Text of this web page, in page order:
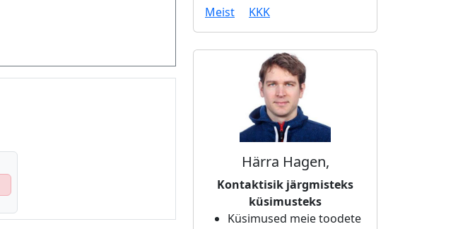
Meist
KKK
Härra Hagen,
Kontaktisik järgmisteks
küsimusteks
Küsimused meie toodete